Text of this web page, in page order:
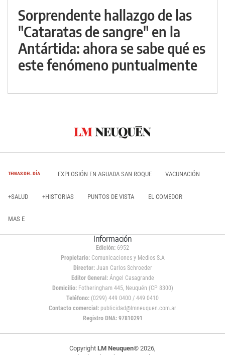
Sorprendente hallazgo de las
"Cataratas de sangre" en la
Antártida: ahora se sabe qué es
este fenómeno puntualmente
TEMAS DEL DÍA EXPLOSIÓN EN AGUADA SAN ROQUE VACUNACIÓN
+SALUD +HISTORIAS PUNTOS DE VISTA EL COMEDOR
MAS E
Información
Edición: 6952
Propietario:Comunicaciones y Medios S.A
Director: Juan Carlos Schroeder
Editor General:Ángel Casagrande
Domicilio:Fotheringham 445, Neuquén (CP 8300)
Teléfono: (0299) 449 0400 / 449 0410
Contacto comercial: publicidad@lmneuquen.com.ar
Registro DNA: 97810291
Copyright LM Neuquen© 2026,